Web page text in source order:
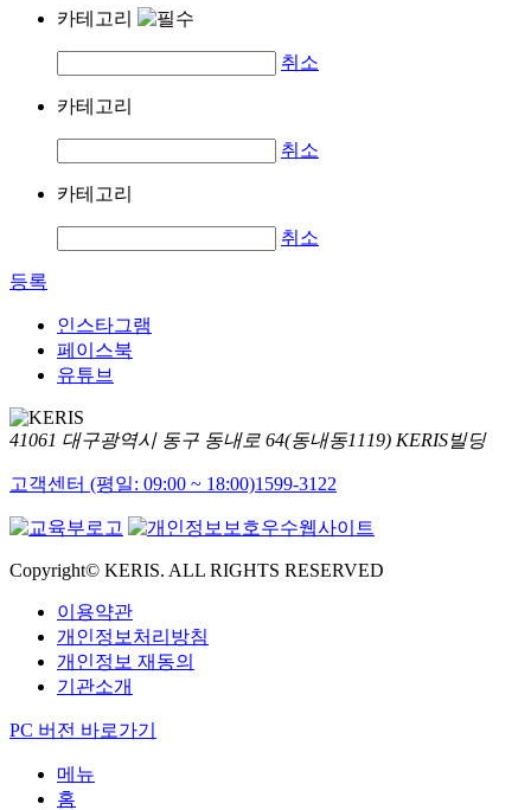
카테고리
취소
카테고리
취소
카테고리
취소
등록
인스타그램
페이스북
유튜브
41061 대구광역시 동구 동내로 64(동내동1119) KERIS빌딩
고객센터 (평일: 09:00 ~ 18:00)1599-3122
Copyright© KERIS. ALL RIGHTS RESERVED
이용약관
개인정보처리방침
개인정보 재동의
기관소개
PC 버전 바로가기
메뉴
홈